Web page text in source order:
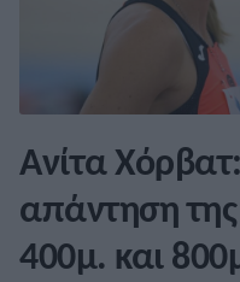
Ανίτα
απάντηση
400μ. και